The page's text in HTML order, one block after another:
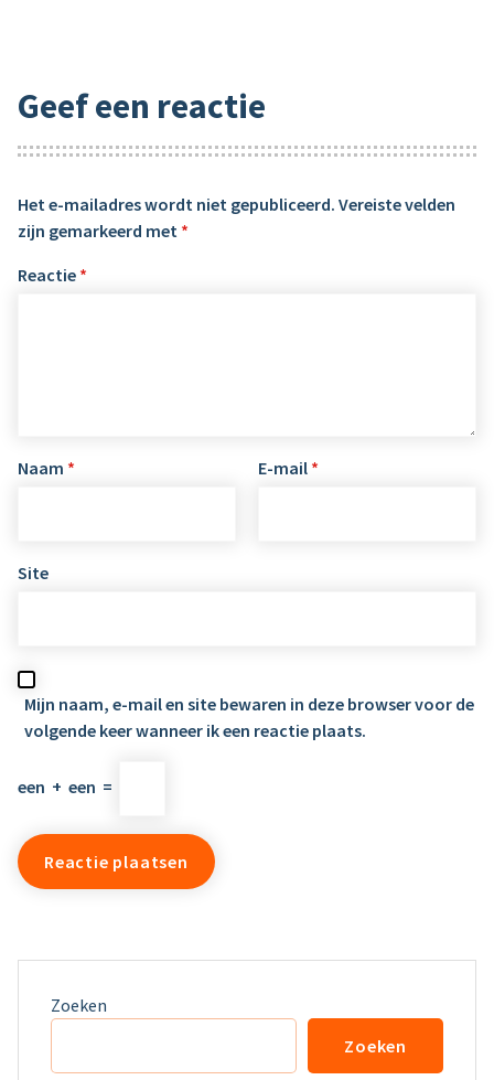
Geef een reactie
Het e-mailadres wordt niet gepubliceerd. Vereiste velden
zijn gemarkeerd met *
Reactie *
Naam * E-mail *
Site
Mijn naam, e-mail en site bewaren in deze browser voor de
volgende keer wanneer ik een reactie plaats.
een + een =
Zoeken
Zoeken